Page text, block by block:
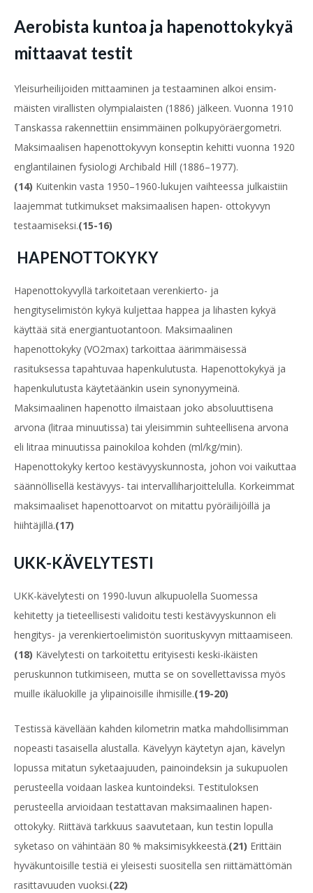
Aerobista kuntoa ja hapenottokykyä
mittaavat testit
Yleisurheilijoiden mittaaminen ja testaaminen alkoi ensim-
mäisten virallisten olympialaisten (1886) jälkeen. Vuonna 1910
Tanskassa rakennettiin ensimmäinen polkupyöräergometri.
Maksimaalisen hapenottokyvyn konseptin kehitti vuonna 1920
englantilainen fysiologi Archibald Hill (1886–1977).
(14) Kuitenkin vasta 1950–1960-lukujen vaihteessa julkaistiin
laajemmat tutkimukset maksimaalisen hapen- ottokyvyn
testaamiseksi.(15-16)
HAPENOTTOKYKY
Hapenottokyvyllä tarkoitetaan verenkierto- ja
hengityselimistön kykyä kuljettaa happea ja lihasten kykyä
käyttää sitä energiantuotantoon. Maksimaalinen
hapenottokyky (VO2max) tarkoittaa äärimmäisessä
rasituksessa tapahtuvaa hapenkulutusta. Hapenottokykyä ja
hapenkulutusta käytetäänkin usein synonyymeinä.
Maksimaalinen hapenotto ilmaistaan joko absoluuttisena
arvona (litraa minuutissa) tai yleisimmin suhteellisena arvona
eli litraa minuutissa painokiloa kohden (ml/kg/min).
Hapenottokyky kertoo kestävyyskunnosta, johon voi vaikuttaa
säännöllisellä kestävyys- tai intervalliharjoittelulla. Korkeimmat
maksimaaliset hapenottoarvot on mitattu pyöräilijöillä ja
hiihtäjillä.(17)
UKK-KÄVELYTESTI
UKK-kävelytesti on 1990-luvun alkupuolella Suomessa
kehitetty ja tieteellisesti validoitu testi kestävyyskunnon eli
hengitys- ja verenkiertoelimistön suorituskyvyn mittaamiseen.
(18) Kävelytesti on tarkoitettu erityisesti keski-ikäisten
peruskunnon tutkimiseen, mutta se on sovellettavissa myös
muille ikäluokille ja ylipainoisille ihmisille.(19-20)
Testissä kävellään kahden kilometrin matka mahdollisimman
nopeasti tasaisella alustalla. Kävelyyn käytetyn ajan, kävelyn
lopussa mitatun syketaajuuden, painoindeksin ja sukupuolen
perusteella voidaan laskea kuntoindeksi. Testituloksen
perusteella arvioidaan testattavan maksimaalinen hapen-
ottokyky. Riittävä tarkkuus saavutetaan, kun testin lopulla
syketaso on vähintään 80 % maksimisykkeestä.(21) Erittäin
hyväkuntoisille testiä ei yleisesti suositella sen riittämättömän
rasittavuuden vuoksi.(22)